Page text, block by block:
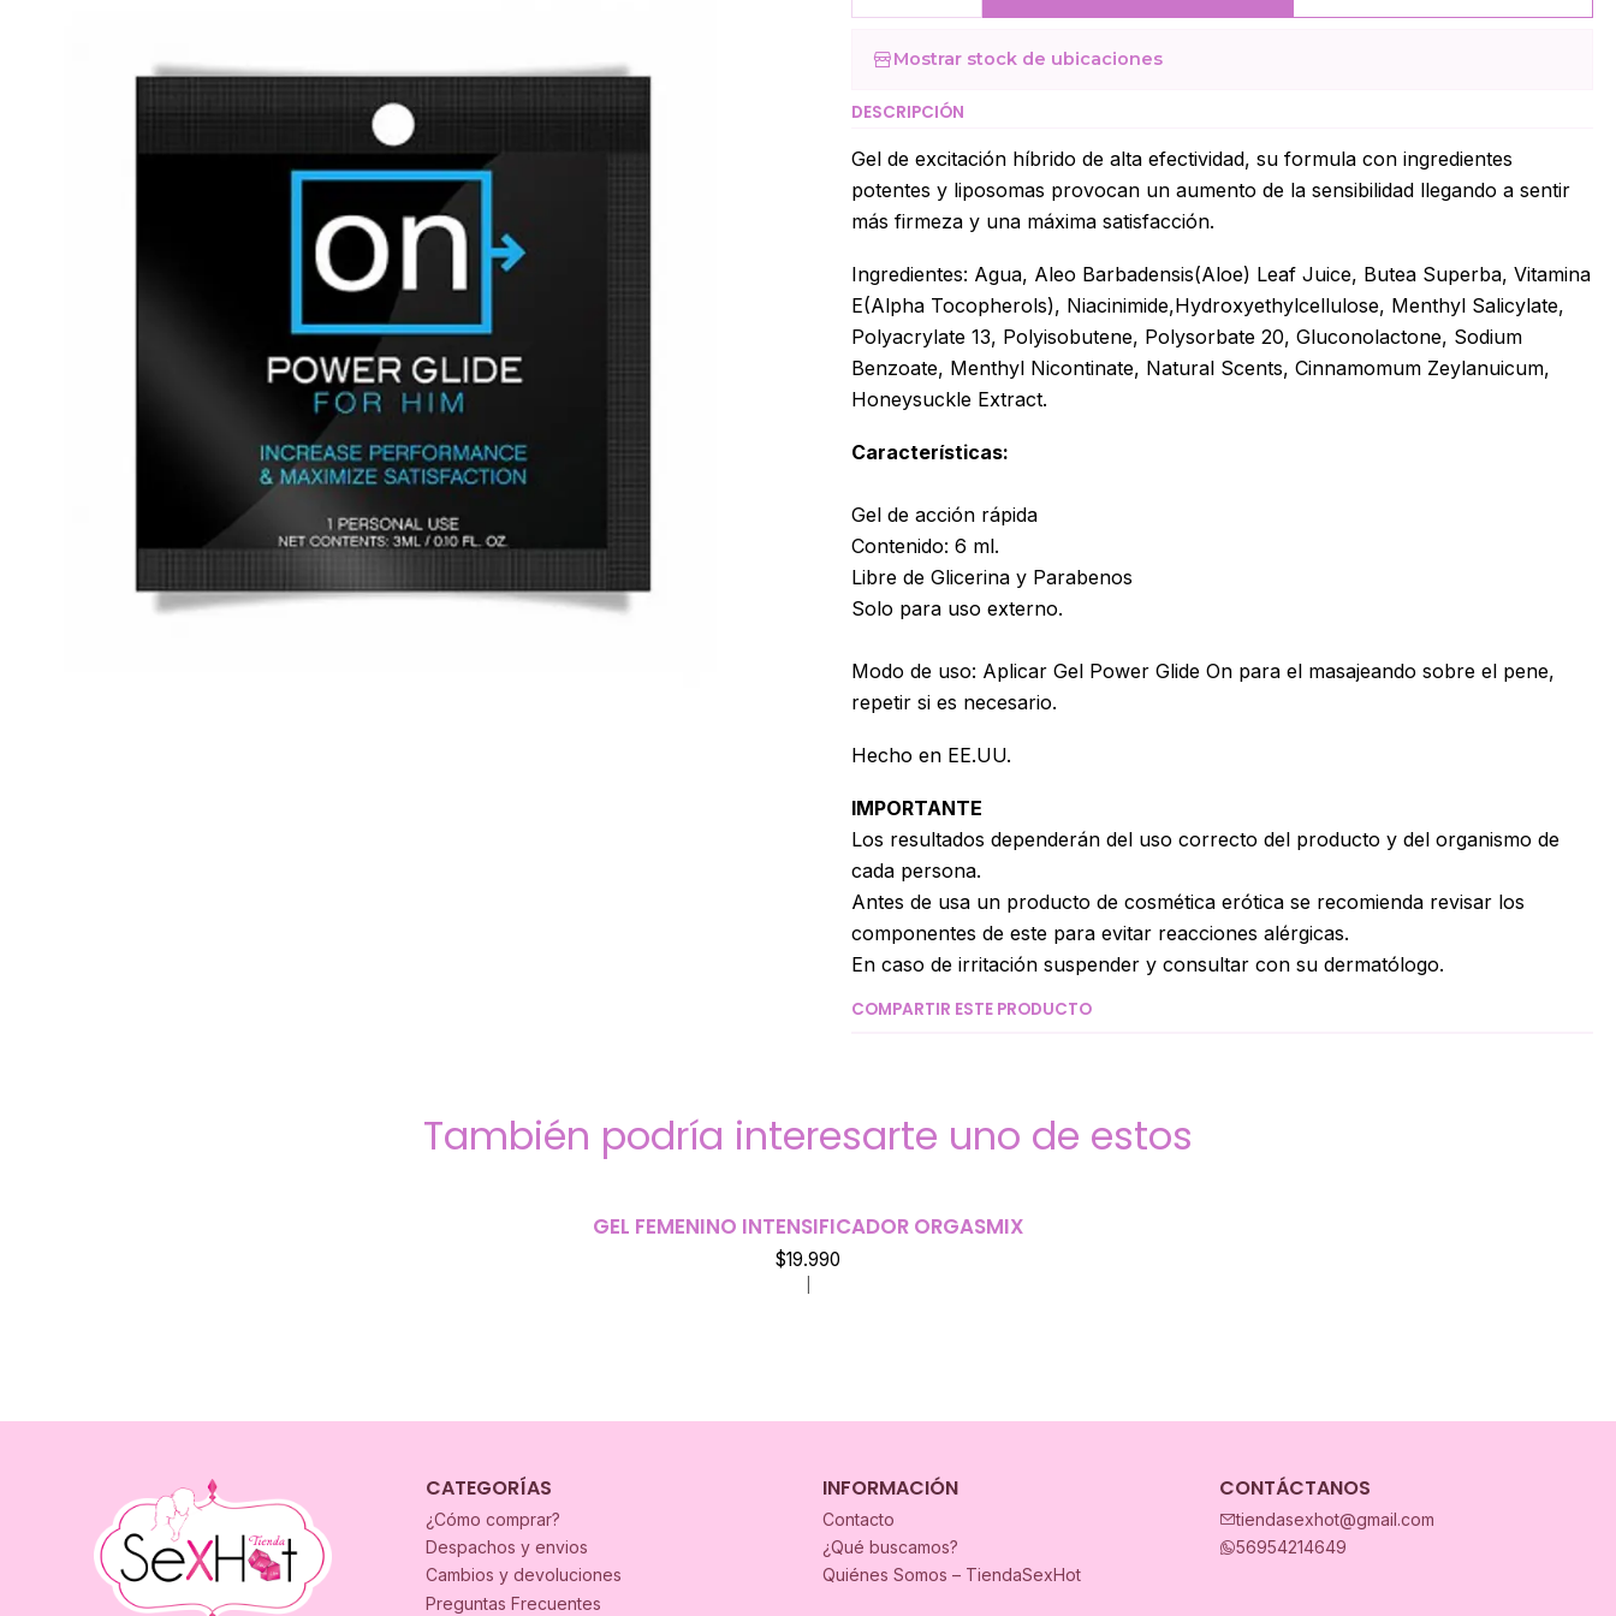
Mostrar stock de ubicaciones
DESCRIPCIÓN
Gel de excitación híbrido de alta efectividad, su formula con ingredientes
potentes y liposomas provocan un aumento de la sensibilidad llegando a sentir
más firmeza y una máxima satisfacción.
Ingredientes: Agua, Aleo Barbadensis(Aloe) Leaf Juice, Butea Superba, Vitamina
E(Alpha Tocopherols), Niacinimide,Hydroxyethylcellulose, Menthyl Salicylate,
Polyacrylate 13, Polyisobutene, Polysorbate 20, Gluconolactone, Sodium
Benzoate, Menthyl Nicontinate, Natural Scents, Cinnamomum Zeylanuicum,
Honeysuckle Extract.
Características:
Gel de acción rápida
Contenido: 6 ml.
Libre de Glicerina y Parabenos
Solo para uso externo.
Modo de uso: Aplicar Gel Power Glide On para el masajeando sobre el pene,
repetir si es necesario.
Hecho en EE.UU.
IMPORTANTE
Los resultados dependerán del uso correcto del producto y del organismo de
cada persona.
Antes de usa un producto de cosmética erótica se recomienda revisar los
componentes de este para evitar reacciones alérgicas.
En caso de irritación suspender y consultar con su dermatólogo.
COMPARTIR ESTE PRODUCTO
También podría interesarte uno de estos
GEL FEMENINO INTENSIFICADOR ORGASMIX
$19.990
CATEGORÍAS
¿Cómo comprar?
Despachos y envios
Cambios y devoluciones
Preguntas Frecuentes
INFORMACIÓN
Contacto
¿Qué buscamos?
Quiénes Somos – TiendaSexHot
CONTÁCTANOS
tiendasexhot@gmail.com
56954214649